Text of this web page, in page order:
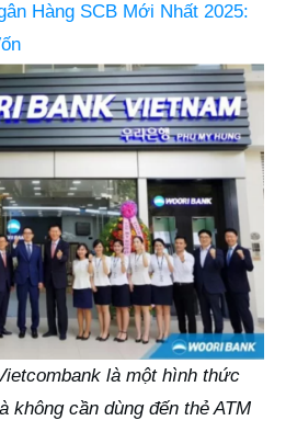
Hàng SCB Mới Nhất 2025:
là một hình thức
không cần dùng đến thẻ ATM